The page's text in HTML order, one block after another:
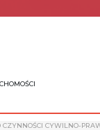
CZYNNOŚCI CYWILNO-